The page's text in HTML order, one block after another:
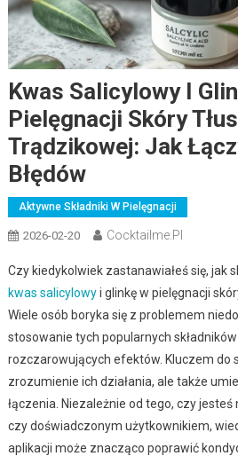
Kwas Salicylowy I
Pielęgnacji Skóry
Trądzikowej: Jak
Błędów
Aktywne Składniki W Pielęgnacji
2026-02-20 Cocktailme.pl
Czy kiedykolwiek zastanawiałeś się, jak
kwas salicylowyi glinkę w pielęgnacji
Wiele osób boryka się z problemem
stosowanie tych popularnych
rozczarowujących efektów. Kluczem do
zrozumienie ich działania, ale także
łączenia. Niezależnie od tego, czy
czy doświadczonym użytkownikiem,
aplikacji może znacząco poprawić